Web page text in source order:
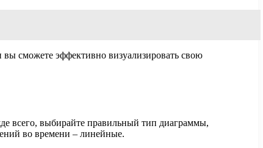
сможете эффективно визуализировать свою
всего, выбирайте правильный тип диаграммы,
во времени – линейные.